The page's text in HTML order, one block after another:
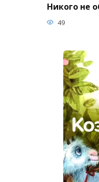
Никого не
49